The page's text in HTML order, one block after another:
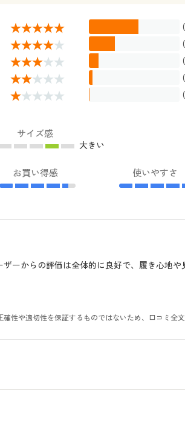
サイズ感
大きい
お買い得感 使いやすさ
ーからの評価は全体的に良好で、履き心地
や適切性を保証するものではないため、口コミ全文